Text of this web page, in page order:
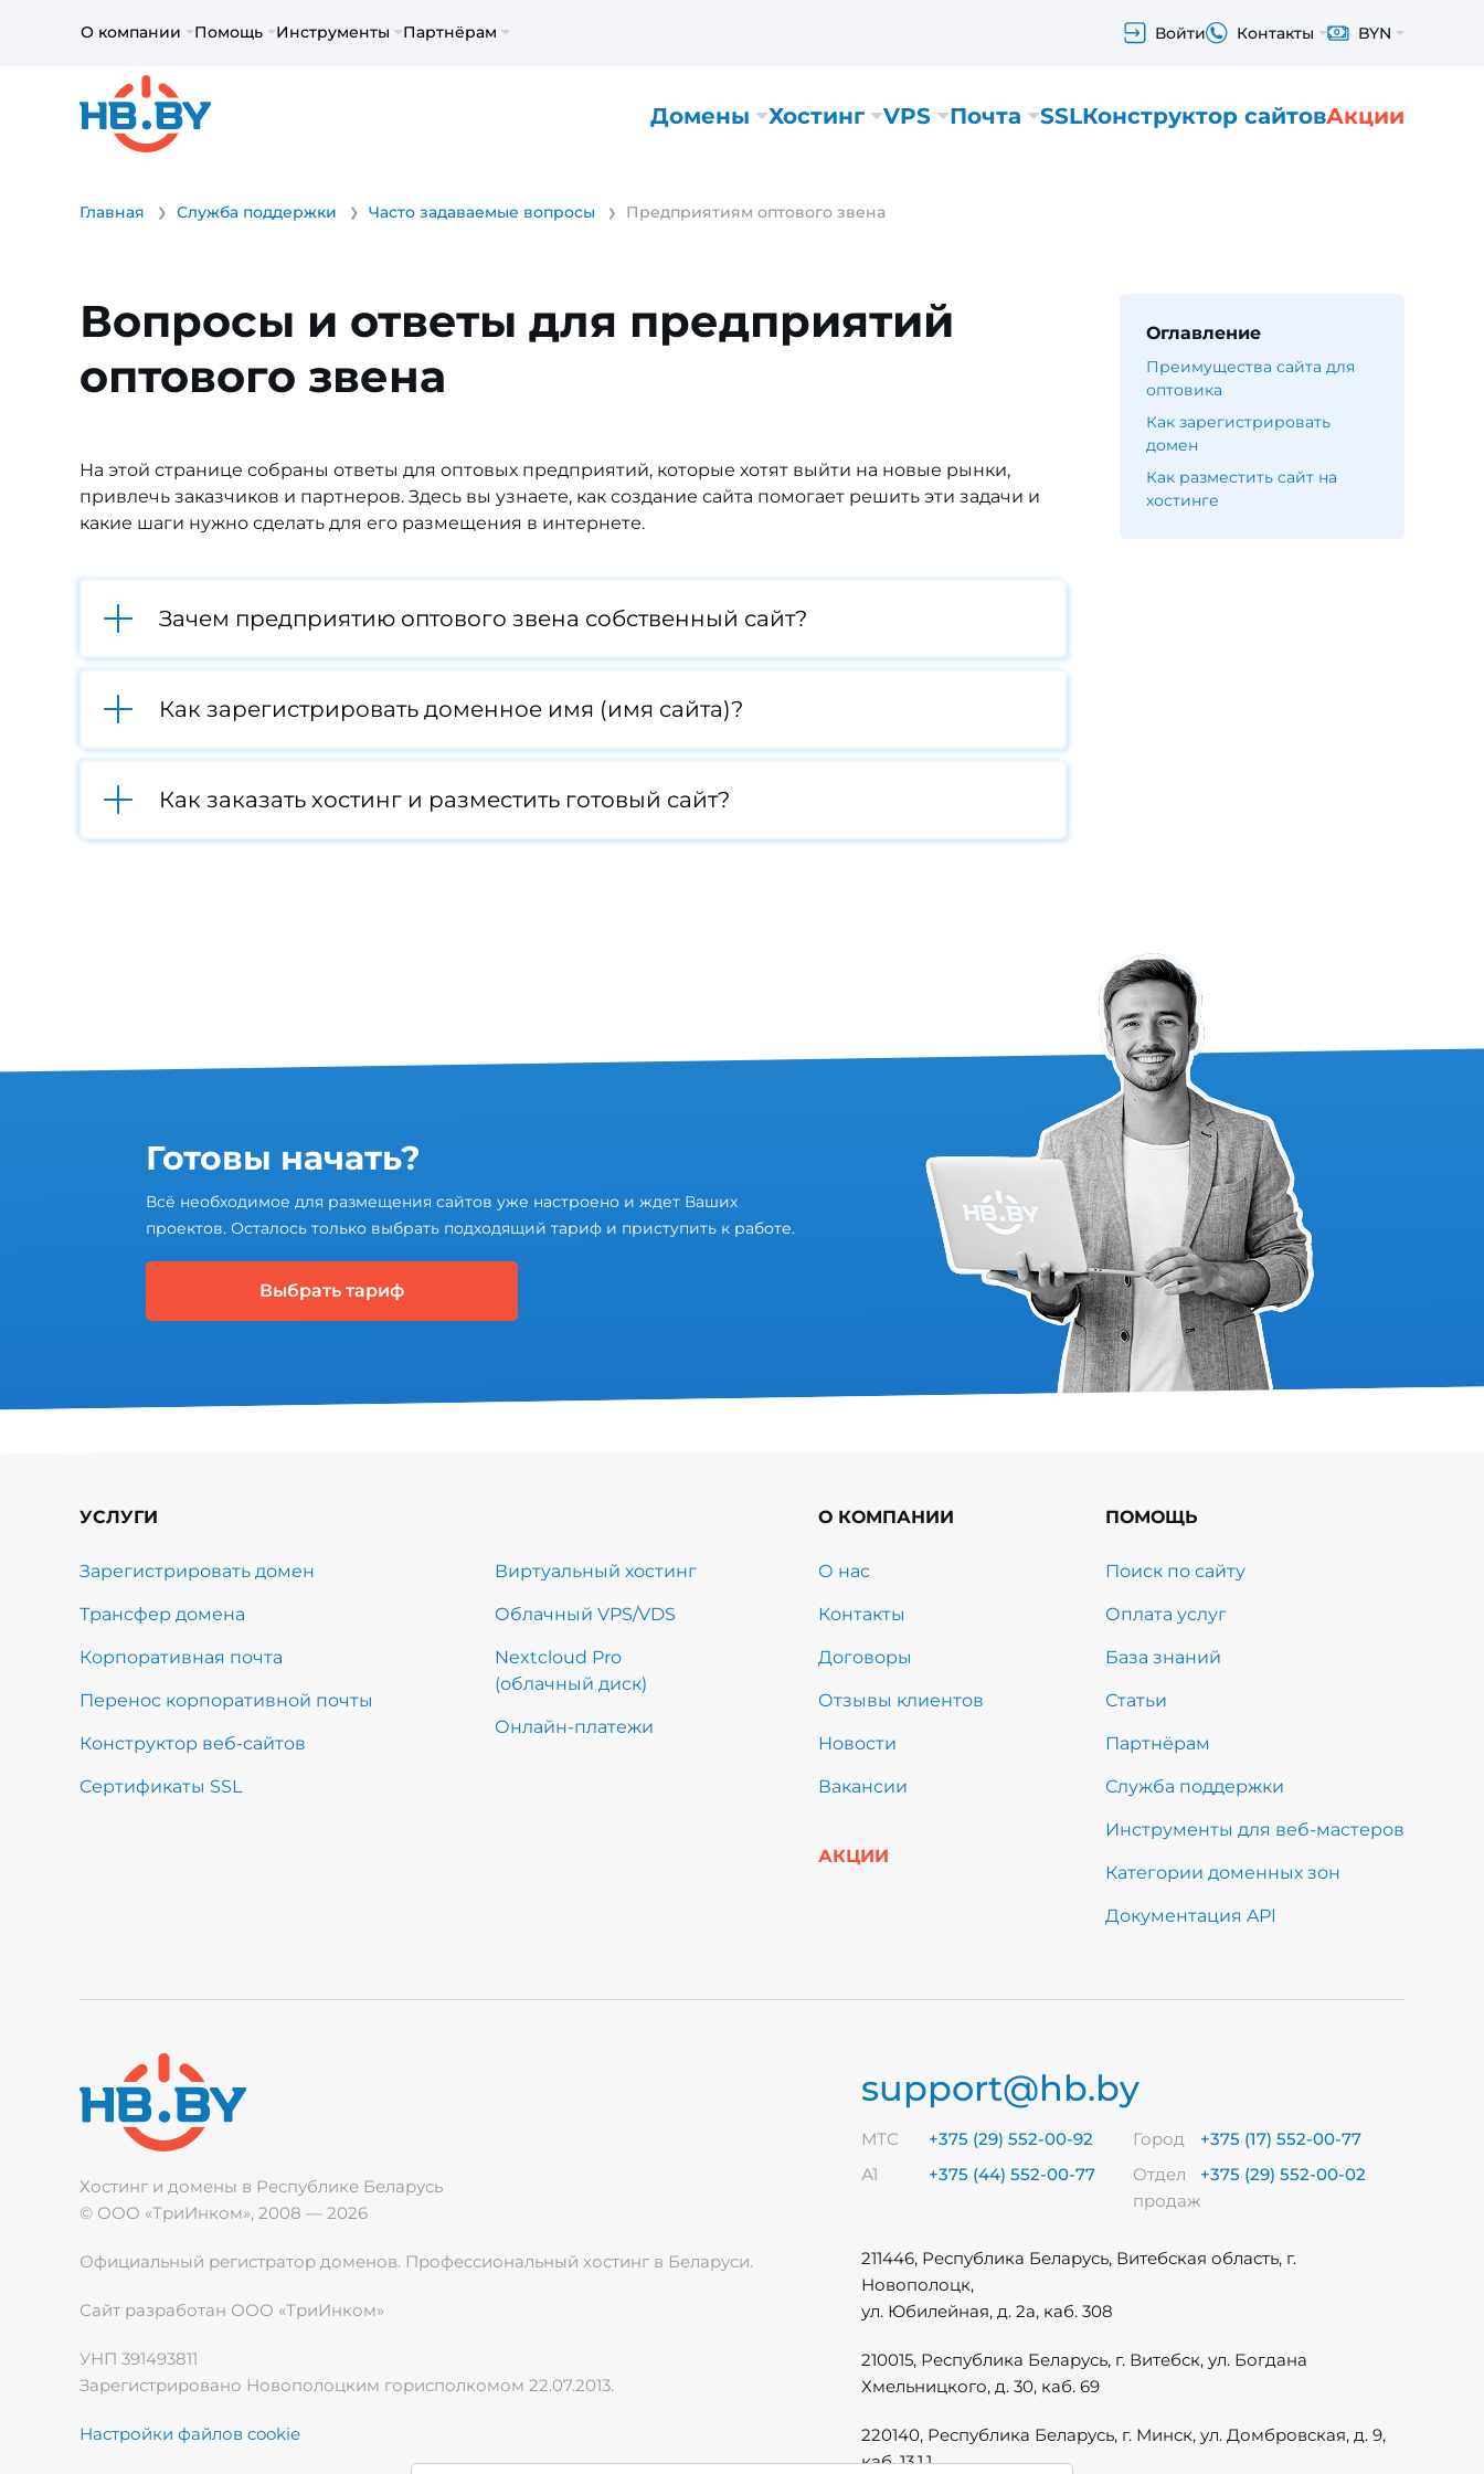
Войти Контакты BYN
Домены Хостинг VPS Почта SSLКонструктор сайтовАкции
О компании Помощь Инструменты Партнёрам
Главная Служба поддержки Часто задаваемые вопросы Предприятиям оптового звена
Вопросы и ответы для предприятий
оптового звена
На этой странице собраны ответы для оптовых предприятий, которые хотят выйти на новые рынки,
привлечь заказчиков и партнеров. Здесь вы узнаете, как создание сайта помогает решить эти задачи и
какие шаги нужно сделать для его размещения в интернете.
Зачем предприятию оптового звена собственный сайт?
Как зарегистрировать доменное имя (имя сайта)?
Как заказать хостинг и разместить готовый сайт?
Оглавление
Преимущества сайта для
оптовика
Как зарегистрировать
домен
Как разместить сайт на
хостинге
Готовы начать?
Всё необходимое для размещения сайтов уже настроено и ждет Ваших
проектов. Осталось только выбрать подходящий тариф и приступить к работе.
Выбрать тариф
УСЛУГИ
Зарегистрировать домен
Трансфер домена
Корпоративная почта
Перенос корпоративной почты
Конструктор веб-сайтов
Сертификаты SSL
Виртуальный хостинг
Облачный VPS/VDS
Nextcloud Pro
(облачный диск)
Онлайн-платежи
О КОМПАНИИ
О нас
Контакты
Договоры
Отзывы клиентов
Новости
Вакансии
АКЦИИ
ПОМОЩЬ
Поиск по сайту
Оплата услуг
База знаний
Статьи
Партнёрам
Служба поддержки
Инструменты для веб-мастеров
Категории доменных зон
Документация API
Хостинг и домены в Республике Беларусь
© ООО «ТриИнком», 2008 — 2026
Официальный регистратор доменов. Профессиональный хостинг в Беларуси.
Сайт разработан ООО «ТриИнком»
УНП 391493811
Зарегистрировано Новополоцким горисполкомом 22.07.2013.
Настройки файлов cookie
support@hb.by
МТС
+375 (29) 552-00-92
А1
+375 (44) 552-00-77
Город
+375 (17) 552-00-77
Отдел
продаж
+375 (29) 552-00-02
211446, Республика Беларусь, Витебская область, г.
Новополоцк,
ул. Юбилейная, д. 2а, каб. 308
210015, Республика Беларусь, г. Витебск, ул. Богдана
Хмельницкого, д. 30, каб. 69
220140, Республика Беларусь, г. Минск, ул. Домбровская, д. 9,
каб. 13.1.1